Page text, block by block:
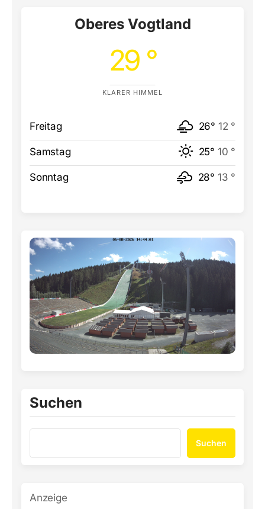
Oberes Vogtland
29 °
KLARER HIMMEL
Freitag 26° 12 °
Samstag 25° 10 °
Sonntag 28° 13 °
Suchen
Suchen
Anzeige